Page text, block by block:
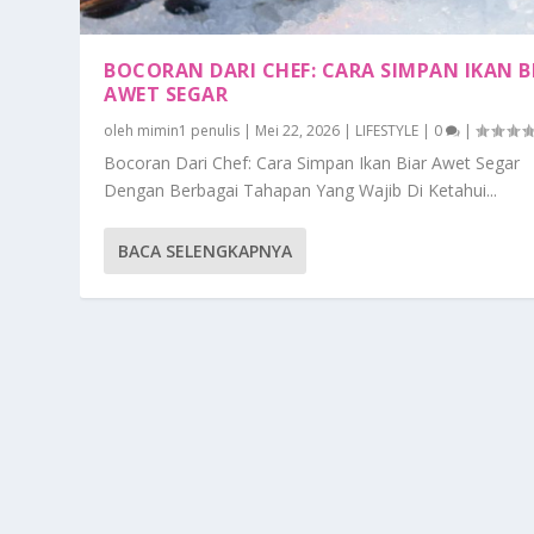
BOCORAN DARI CHEF: CARA SIMPAN IKAN
AWET SEGAR
oleh mimin1 penulis | Mei 22, 2026 | LIFESTYLE | 0 |
Bocoran Dari Chef: Cara Simpan Ikan Biar Awet Segar
Dengan Berbagai Tahapan Yang Wajib Di Ketahui...
BACA SELENGKAPNYA